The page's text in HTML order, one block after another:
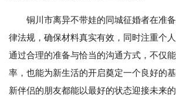
铜川市离异不带娃的同城征婚者在准
律法规，确保材料真实有效，同时注重个人
通过合理的准备与恰当的沟通方式，不仅
率，也能为新生活的开启奠定一个良好的
新伴侣的朋友都能以最好的状态迎接未来的